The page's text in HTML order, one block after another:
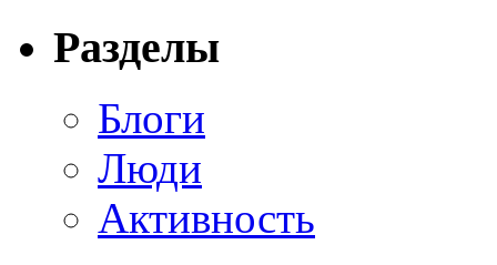
Разделы
Блоги
Люди
Активность